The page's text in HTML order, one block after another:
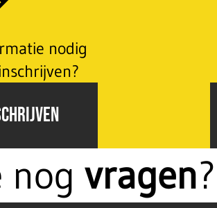
nodig
nog vragen